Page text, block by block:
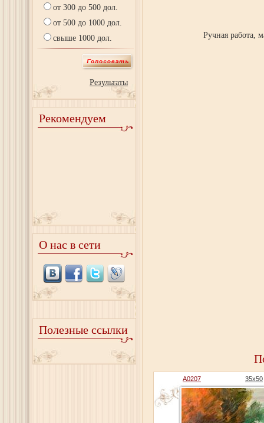
от 300 до 500 дол.
от 500 до 1000 дол.
свыше 1000 дол.
Результаты
Рекомендуем
О нас в сети
Полезные ссылки
Ручная работа,
A0207 35x50